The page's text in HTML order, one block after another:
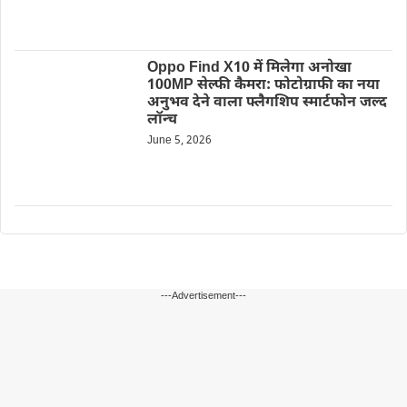
Oppo Find X10 में मिलेगा अनोखा
100MP सेल्फी कैमरा: फोटोग्राफी का नया
अनुभव देने वाला फ्लैगशिप स्मार्टफोन जल्द
लॉन्च
June 5, 2026
---Advertisement---